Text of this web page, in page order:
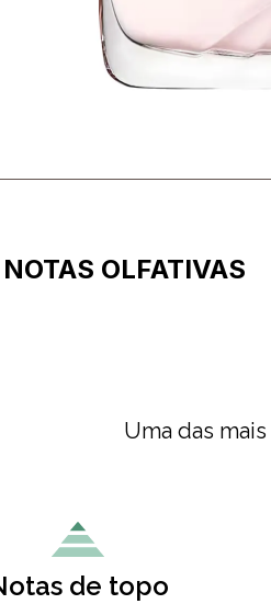
OLFATIVAS
Uma das
de topo